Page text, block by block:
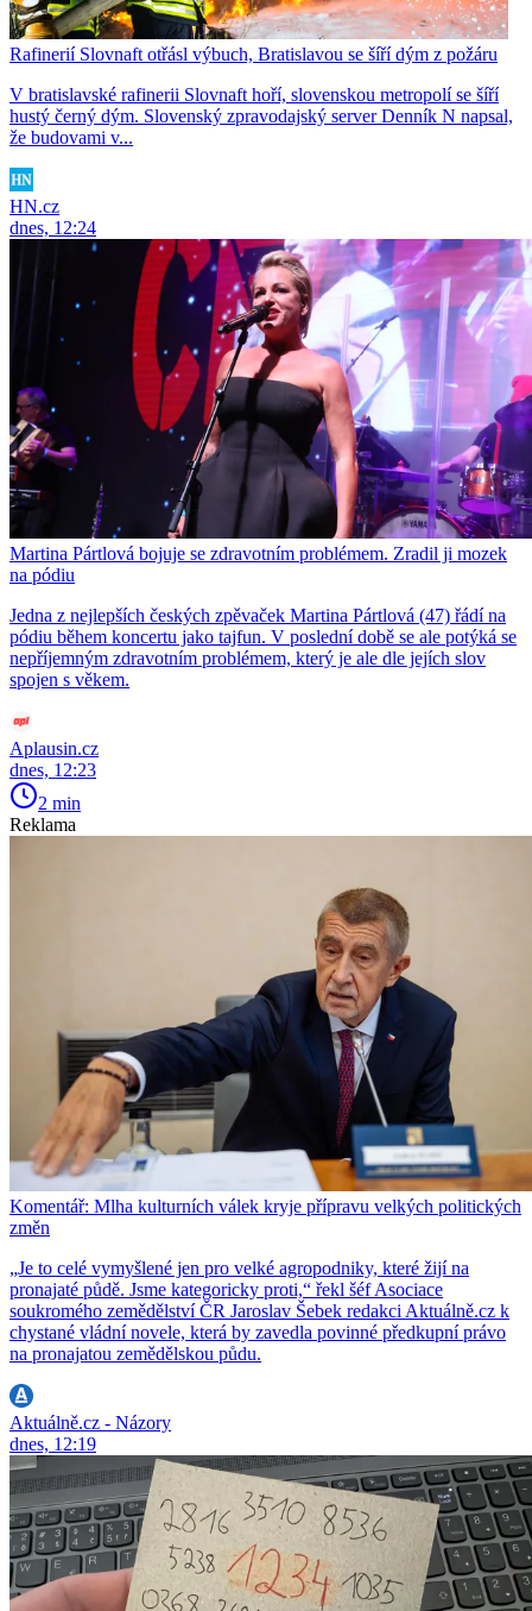
Rafinerií Slovnaft otřásl výbuch, Bratislavou se šíří dým z požáru
V bratislavské rafinerii Slovnaft hoří, slovenskou metropolí se šíří
hustý černý dým. Slovenský zpravodajský server Denník N napsal,
že budovami v...
HN.cz
dnes, 12:24
Martina Pártlová bojuje se zdravotním problémem. Zradil ji mozek
na pódiu
Jedna z nejlepších českých zpěvaček Martina Pártlová (47) řádí na
pódiu během koncertu jako tajfun. V poslední době se ale potýká se
nepříjemným zdravotním problémem, který je ale dle jejích slov
spojen s věkem.
Aplausin.cz
dnes, 12:23
2 min
Reklama
Komentář: Mlha kulturních válek kryje přípravu velkých politických
změn
„Je to celé vymyšlené jen pro velké agropodniky, které žijí na
pronajaté půdě. Jsme kategoricky proti,“ řekl šéf Asociace
soukromého zemědělství ČR Jaroslav Šebek redakci Aktuálně.cz k
chystané vládní novele, která by zavedla povinné předkupní právo
na pronajatou zemědělskou půdu.
Aktuálně.cz - Názory
dnes, 12:19